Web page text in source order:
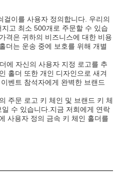
걸이를 사용자 정의합니다. 우리의
고 최소 500개로 주문할 수 있습
격은 귀하의 비즈니스에 대한 비용
더는 운송 중에 보호를 위해 개별
에 자신의 사용자 지정 로고를 추
홀더 또한 개인 디자인으로 새겨
벤트 참석자에게 완벽한 브랜드
주문 로고 키 체인 및 브랜드 키 체
수 있습니다.지금 저희에게 연락
사용자 정의 금속 키 체인 홀더를